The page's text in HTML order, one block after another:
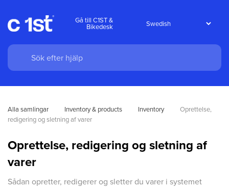
Gå till C1ST &
Bikedesk
Alla samlingar Inventory & products Inventory
Oprettelse,
redigering og sletning af varer
Oprettelse, redigering og sletning af
varer
Sådan opretter, redigerer og sletter du varer i systemet